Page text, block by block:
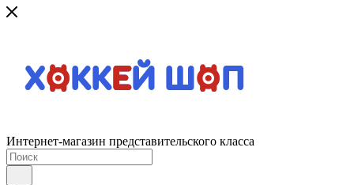
Интернет-магазин представительского класса